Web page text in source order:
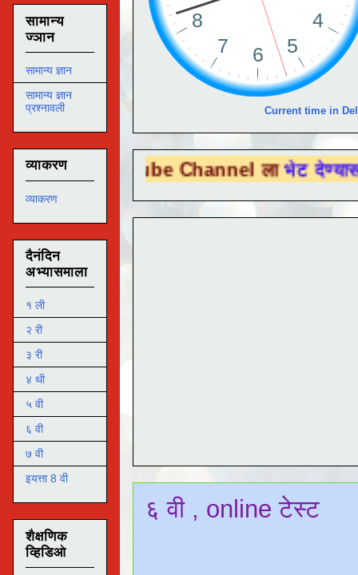
Current time in
Tube Channel ला भेट देण्यासाठी येथे
६ वी , online टेस्ट
सामान्य
ज्ञान
सामान्य ज्ञान
सामान्य ज्ञान
प्रश्नावली
व्याकरण
व्याकरण
दैनंदिन
अभ्यासमाला
१ ली
२ री
३ री
४ थी
५ वी
६ वी
७ वी
इयत्ता 8 वी
शैक्षणिक
व्हिडिओ